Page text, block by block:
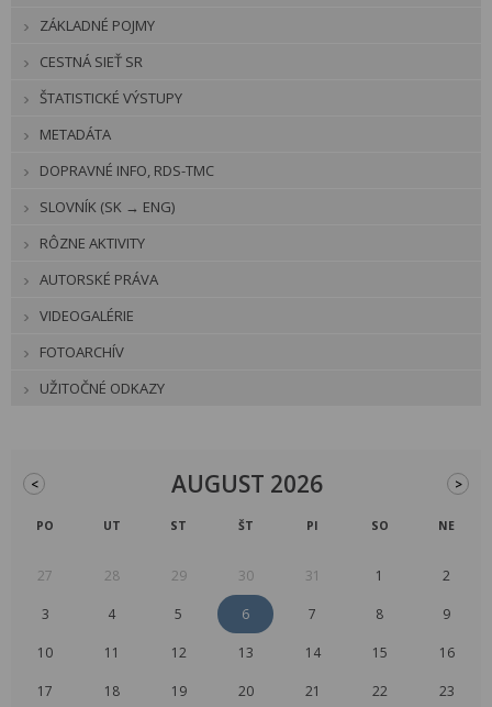
ZÁKLADNÉ POJMY
CESTNÁ SIEŤ SR
ŠTATISTICKÉ VÝSTUPY
METADÁTA
DOPRAVNÉ INFO, RDS-TMC
SLOVNÍK (SK → ENG)
RÔZNE AKTIVITY
AUTORSKÉ PRÁVA
VIDEOGALÉRIE
FOTOARCHÍV
UŽITOČNÉ ODKAZY
< AUGUST 2026 >
PO UT ST ŠT PI SO NE
27 28 29 30 31 1 2
3 4 5 6 7 8 9
10 11 12 13 14 15 16
17 18 19 20 21 22 23